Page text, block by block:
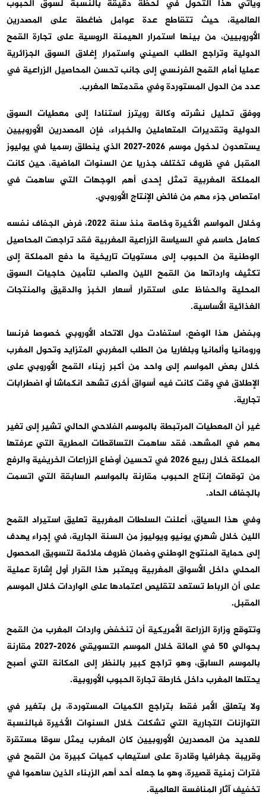
ويأتي هذا التحول في لحظة دقيقة بالنسبة لسوق الحبوب
العالمية، حيث تتقاطع عدة عوامل ضاغطة على المصدرين
الأوروبيين، من بينها استمرار الهيمنة الروسية على تجارة القمح
الدولية وتراجع الطلب الصيني واستمرار إغلاق السوق الجزائرية
عمليا أمام القمح الفرنسي إلى جانب تحسن المحاصيل الزراعية في
عدد من الدول المستوردة وفي مقدمتها المغرب.
ووفق تحليل نشرته وكالة رويترز استنادا إلى معطيات السوق
الدولية وتقديرات المتعاملين والخبراء، فإن المصدرين الأوروبيين
يستعدون لدخول موسم 2026-2027 الذي ينطلق رسميا في يوليوز
المقبل في ظروف تختلف جذريا عن السنوات الماضية، حين كانت
المملكة المغربية تمثل إحدى أهم الوجهات التي ساهمت في
امتصاص جزء مهم من فائض الإنتاج الأوروبي.
وخلال المواسم الأخيرة وخاصة منذ سنة 2022، فرض الجفاف نفسه
كعامل حاسم في السياسة الزراعية المغربية فقد تراجعت المحاصيل
الوطنية من الحبوب إلى مستويات تاريخية ما دفع المملكة إلى
تكثيف وارداتها من القمح اللين والصلب لتأمين حاجيات السوق
المحلية والحفاظ على استقرار أسعار الخبز والدقيق والمنتجات
الغذائية الأساسية.
وبفضل هذا الوضع، استفادت دول الاتحاد الأوروبي خصوصا فرنسا
ورومانيا وألمانيا وبلغاريا من الطلب المغربي المتزايد وتحول المغرب
خلال بعض المواسم إلى واحد من أكبر زبناء القمح الأوروبي على
الإطلاق في وقت كانت فيه أسواق أخرى تشهد انكماشا أو اضطرابات
تجارية.
غير أن المعطيات المرتبطة بالموسم الفلاحي الحالي تشير إلى تغير
مهم في المشهد، فقد ساهمت التساقطات المطرية التي عرفتها
المملكة خلال ربيع 2026 في تحسين أوضاع الزراعات الخريفية والرفع
من توقعات إنتاج الحبوب مقارنة بالمواسم السابقة التي اتسمت
بالجفاف الحاد.
وفي هذا السياق، أعلنت السلطات المغربية تعليق استيراد القمح
اللين خلال شهري يونيو ويوليوز من السنة الجارية، في إجراء يهدف
إلى حماية المنتوج الوطني وضمان ظروف ملائمة لتسويق المحصول
المحلي داخل الأسواق المغربية ويعتبر هذا القرار أول إشارة عملية
على أن الرباط تستعد لتقليص اعتمادها على الواردات خلال الموسم
المقبل.
وتتوقع وزارة الزراعة الأمريكية أن تنخفض واردات المغرب من القمح
بحوالي 50 في المائة خلال الموسم التسويقي 2026-2027 مقارنة
بالموسم السابق، وهو تراجع كبير بالنظر إلى المكانة التي أصبح
يحتلها المغرب داخل خارطة تجارة الحبوب الأوروبية.
ولا يتعلق الأمر فقط بتراجع الكميات المستوردة، بل بتغير في
التوازنات التجارية التي تشكلت خلال السنوات الأخيرة فبالنسبة
للعديد من المصدرين الأوروبيين كان المغرب يمثل سوقا مستقرة
وقريبة جغرافيا وقادرة على استيعاب كميات كبيرة من القمح في
فترات زمنية قصيرة، وهو ما جعله أحد أهم الزبناء الذين ساهموا في
تخفيف آثار المنافسة العالمية.